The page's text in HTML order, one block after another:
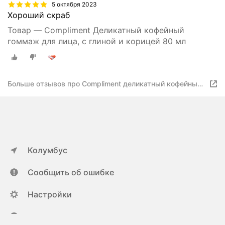
5 октября 2023
Хороший скраб
Товар — Compliment Деликатный кофейный
гоммаж для лица, с глиной и корицей 80 мл
Больше отзывов про Compliment деликатный кофейный
Колумбус
Сообщить об ошибке
Настройки